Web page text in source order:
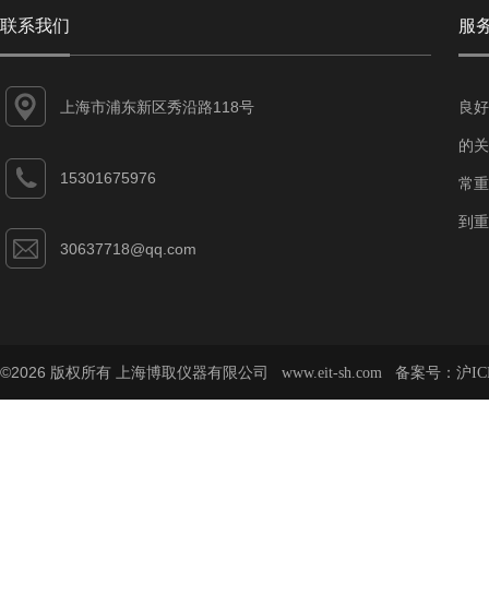
联系我们
上海市浦东新区秀沿路118号
15301675976
30637718@qq.com
服
良
的
常
到
©2026 版权所有 上海博取仪器有限公司 www.eit-sh.com 备案号： 沪